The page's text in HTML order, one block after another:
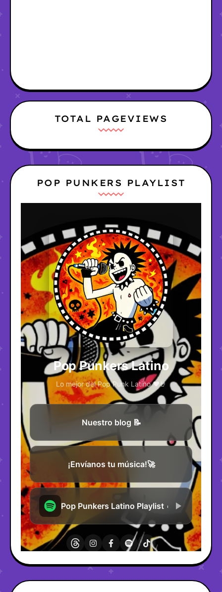
TOTAL PAGEVIEWS
POP PUNKERS PLAYLIST